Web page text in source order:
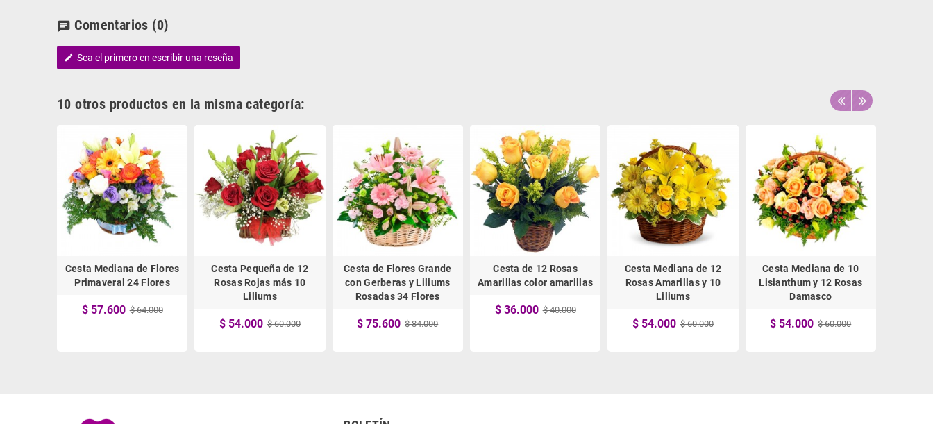
chat Comentarios (0)
edit Sea el primero en escribir una reseña
10 otros productos en la misma categoría:
Cesta Mediana de Flores
Primaveral 24 Flores
$ 57.600 $ 64.000
Cesta Pequeña de 12
Rosas Rojas más 10
Liliums
$ 54.000 $ 60.000
Cesta de Flores Grande
con Gerberas y Liliums
Rosadas 34 Flores
$ 75.600 $ 84.000
Cesta de 12 Rosas
Amarillas color amarillas
$ 36.000 $ 40.000
Cesta Mediana de 12
Rosas Amarillas y 10
Liliums
$ 54.000 $ 60.000
Cesta Mediana de 10
Lisianthum y 12 Rosas
Damasco
$ 54.000 $ 60.000